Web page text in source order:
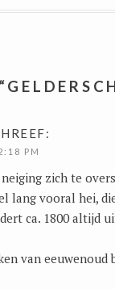
PM
zich te
lang vooral hei,
ca. 1800 altijd
van eeuwenoud